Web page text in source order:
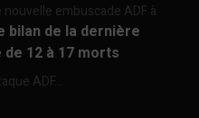
embuscade ADF à
bilan de la dernière
de 12 à 17 morts
ADF...